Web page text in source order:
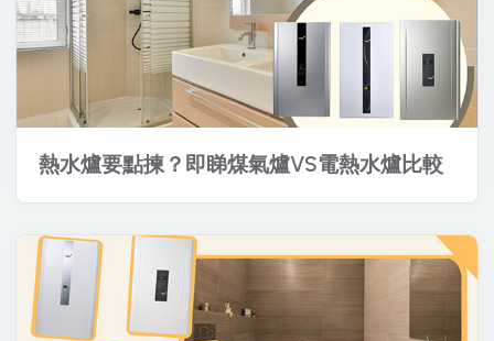
熱水爐要點揀？即睇煤氣爐VS電熱水爐比較